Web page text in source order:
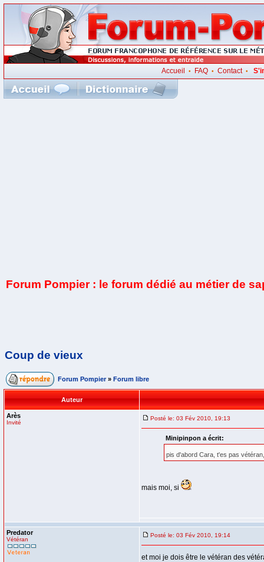
Accueil • FAQ• Contact•
Forum Pompier : le forum dédié au métier de
Coup de vieux
Forum Pompier » Forum libre
Auteur
Arès
Invité
Posté le: 03 Fév 2010, 19:13
Minipinpon a écrit:
pis d'abord Cara, t'es pas
mais moi, si
Predator
Vétéran
Posté le: 03 Fév 2010, 19:14
et moi je dois être le vétéran des